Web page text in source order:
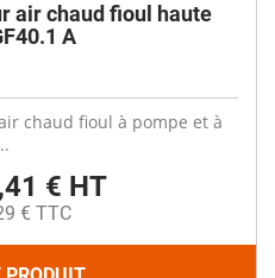
air chaud fioul haute
A
chaud fioul à pompe et à
€ HT
€ TTC